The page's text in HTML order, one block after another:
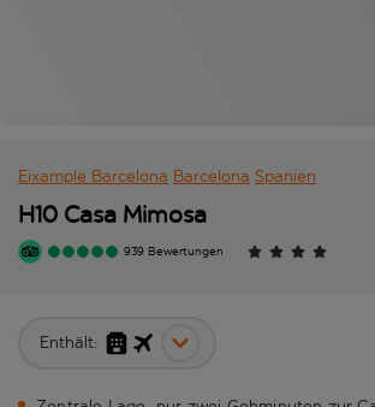
Eixample Barcelona Barcelona Spanien
H10 Casa Mimosa
939 Bewertungen
Enthält: